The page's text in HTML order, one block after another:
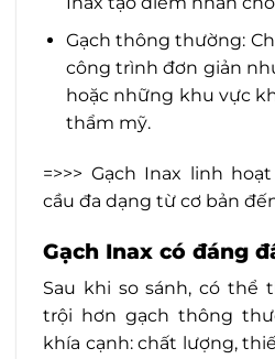
Gạch thông thường:
công trình đơn giản
hoặc những khu vực
thẩm mỹ.
=>>> Gạch Inax linh
cầu đa dạng từ cơ bản
Gạch Inax có đáng
Sau khi so sánh, có thể
trội hơn gạch thông
khía cạnh: chất lượng,